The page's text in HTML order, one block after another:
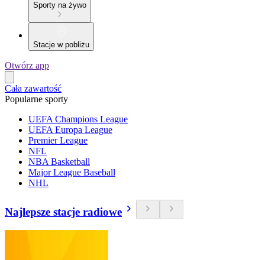
Sporty na żywo
Stacje w pobliżu
Otwórz app
Cała zawartość
Popularne sporty
UEFA Champions League
UEFA Europa League
Premier League
NFL
NBA Basketball
Major League Baseball
NHL
Najlepsze stacje radiowe